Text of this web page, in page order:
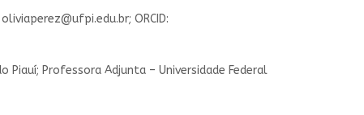
oliviaperez@ufpi.edu.br; ORCID:
Piauí; Professora Adjunta – Universidade Federal